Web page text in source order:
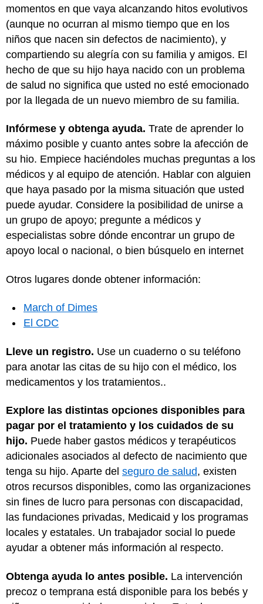
momentos en que vaya alcanzando hitos evolutivos
(aunque no ocurran al mismo tiempo que en los
niños que nacen sin defectos de nacimiento), y
compartiendo su alegría con su familia y amigos. El
hecho de que su hijo haya nacido con un problema
de salud no significa que usted no esté emocionado
por la llegada de un nuevo miembro de su familia.
Infórmese y obtenga ayuda. Trate de aprender lo
máximo posible y cuanto antes sobre la afección de
su hio. Empiece haciéndoles muchas preguntas a los
médicos y al equipo de atención. Hablar con alguien
que haya pasado por la misma situación que usted
puede ayudar. Considere la posibilidad de unirse a
un grupo de apoyo; pregunte a médicos y
especialistas sobre dónde encontrar un grupo de
apoyo local o nacional, o bien búsquelo en internet
Otros lugares donde obtener información:
March of Dimes
El CDC
Lleve un registro. Use un cuaderno o su teléfono
para anotar las citas de su hijo con el médico, los
medicamentos y los tratamientos..
Explore las distintas opciones disponibles para
pagar por el tratamiento y los cuidados de su
hijo. Puede haber gastos médicos y terapéuticos
adicionales asociados al defecto de nacimiento que
tenga su hijo. Aparte del seguro de salud, existen
otros recursos disponibles, como las organizaciones
sin fines de lucro para personas con discapacidad,
las fundaciones privadas, Medicaid y los programas
locales y estatales. Un trabajador social lo puede
ayudar a obtener más información al respecto.
Obtenga ayuda lo antes posible. La intervención
precoz o temprana está disponible para los bebés y